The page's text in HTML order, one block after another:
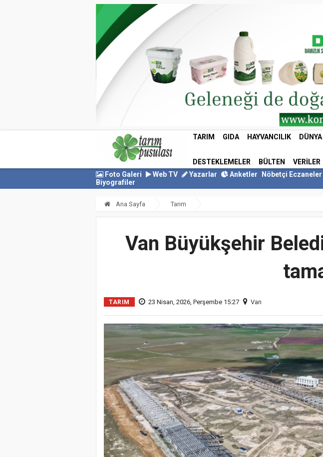
TARIM GIDA HAYVANCILIK DÜNYA
DESTEKLEMELER BÜLTEN VERILER
Foto Galeri
Web TV Yazarlar Anketler Nöbetçi Eczaneler
Biyografiler
Ana Sayfa Tarım
Van Büyükşehir
TARIM 23 Nisan, 2026, Perşembe 15:27 Van